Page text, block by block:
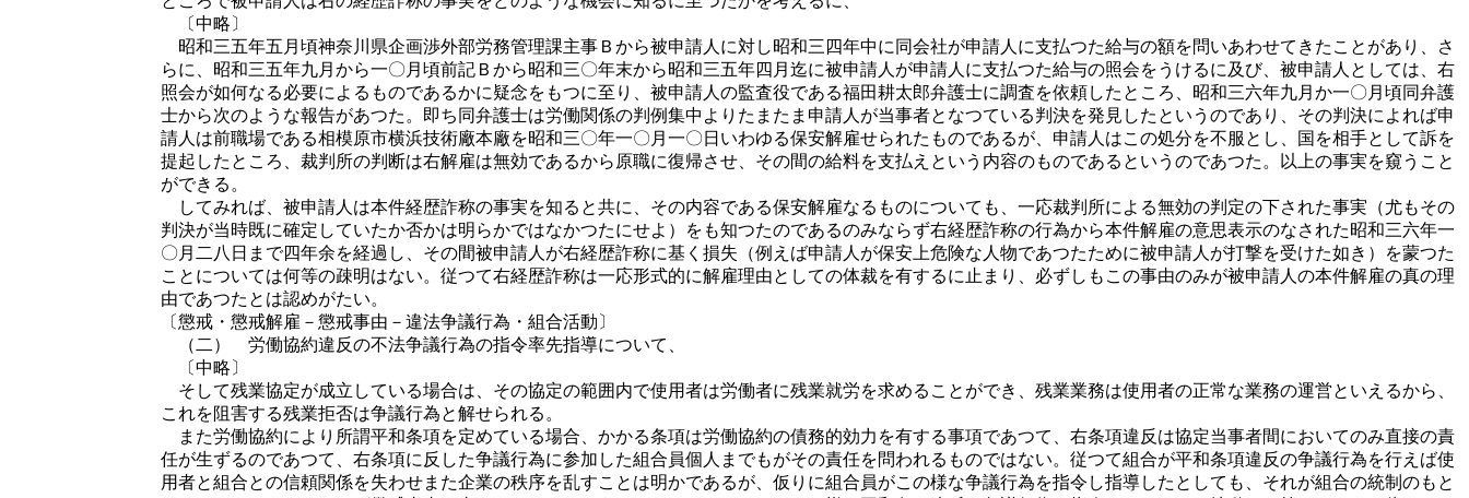
〔中略〕
昭和三五年五月頃神奈川県企画渉外部労務管理課主事Ｂから被申請人に対し昭和三四年中に同会社が申請人に支払つた給与の額を問いあわせてきたことがあり、さ
らに、昭和三五年九月から一〇月頃前記Ｂから昭和三〇年末から昭和三五年四月迄に被申請人が申請人に支払つた給与の照会をうけるに及び、被申請人としては、右
照会が如何なる必要によるものであるかに疑念をもつに至り、被申請人の監査役である福田耕太郎弁護士に調査を依頼したところ、昭和三六年九月か一〇月頃同弁護
士から次のような報告があつた。即ち同弁護士は労働関係の判例集中よりたまたま申請人が当事者となつている判決を発見したというのであり、その判決によれば申
請人は前職場である相模原市横浜技術廠本廠を昭和三〇年一〇月一〇日いわゆる保安解雇せられたものであるが、申請人はこの処分を不服とし、国を相手として訴を
提起したところ、裁判所の判断は右解雇は無効であるから原職に復帰させ、その間の給料を支払えという内容のものであるというのであつた。以上の事実を窺うこと
ができる。
してみれば、被申請人は本件経歴詐称の事実を知ると共に、その内容である保安解雇なるものについても、一応裁判所による無効の判定の下された事実（尤もその
判決が当時既に確定していたか否かは明らかではなかつたにせよ）をも知つたのであるのみならず右経歴詐称の行為から本件解雇の意思表示のなされた昭和三六年一
〇月二八日まで四年余を経過し、その間被申請人が右経歴詐称に基く損失（例えば申請人が保安上危険な人物であつたために被申請人が打撃を受けた如き）を蒙つた
ことについては何等の疎明はない。従つて右経歴詐称は一応形式的に解雇理由としての体裁を有するに止まり、必ずしもこの事由のみが被申請人の本件解雇の真の理
由であつたとは認めがたい。
〔懲戒・懲戒解雇－懲戒事由－違法争議行為・組合活動〕
（二） 労働協約違反の不法争議行為の指令率先指導について、
〔中略〕
そして残業協定が成立している場合は、その協定の範囲内で使用者は労働者に残業就労を求めることができ、残業業務は使用者の正常な業務の運営といえるから、
これを阻害する残業拒否は争議行為と解せられる。
また労働協約により所謂平和条項を定めている場合、かかる条項は労働協約の債務的効力を有する事項であつて、右条項違反は協定当事者間においてのみ直接の責
任が生ずるのであつて、右条項に反した争議行為に参加した組合員個人までもがその責任を問われるものではない。従つて組合が平和条項違反の争議行為を行えば使
用者と組合との信頼関係を失わせまた企業の秩序を乱すことは明かであるが、仮りに組合員がこの様な争議行為を指令し指導したとしても、それが組合の統制のもと